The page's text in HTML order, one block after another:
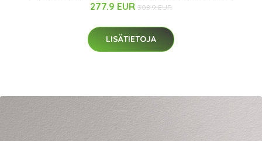
277.9 EUR 308.9 EUR
LISÄTIETOJA